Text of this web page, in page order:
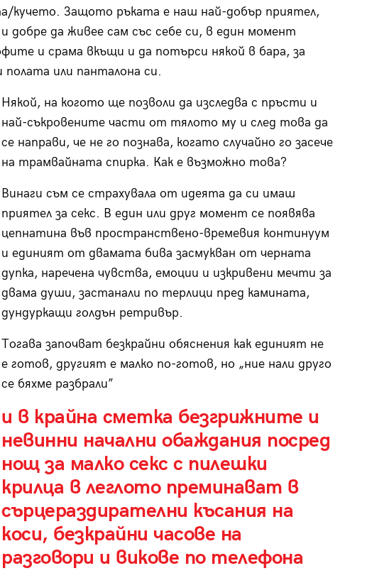
кучето. Защото ръката е наш най-добър приятел,
добре да живее сам със себе си, в един момент
и срама вкъщи и да потърси някой в бара, за
полата или панталона си.
Някой, на когото ще позволи да изследва с пръсти и
най-съкровените части от тялото му и след това да
се направи, че не го познава, когато случайно го засече
на трамвайната спирка. Как е възможно това?
Винаги съм се страхувала от идеята да си имаш
приятел за секс. В един или друг момент се появява
цепнатина във пространствено-времевия континуум
и единият от двамата бива засмукван от черната
дупка, наречена чувства, емоции и изкривени мечти за
двама души, застанали по терлици пред камината,
дундуркащи голдън ретривър.
Тогава започват безкрайни обяснения как единият не
е готов, другият е малко по-готов, но „ние нали друго
се бяхме разбрали”
и в крайна сметка безгрижните и
невинни начални обаждания посред
нощ за малко секс с пилешки
крилца в леглото преминават в
сърцераздирателни късания на
коси, безкрайни часове на
разговори и викове по телефона